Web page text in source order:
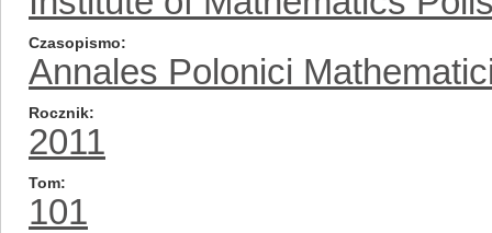
Czasopismo
Annales Polonici
Rocznik
2011
Tom
101